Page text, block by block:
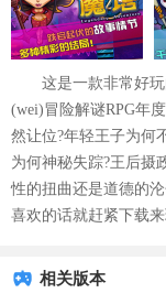
这是一款非常好玩
(wei)冒险解谜RPG年
然让位?年轻王子为何
为何神秘失踪?王后
性的扭曲还是道德的
喜欢的话就赶紧下载
相关版本